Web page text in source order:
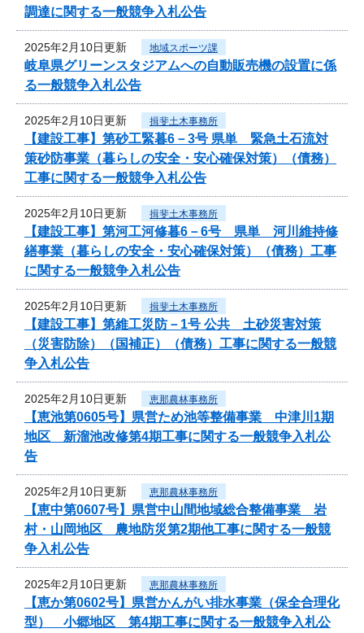
調達に関する一般競争入札公告
2025年2月10日更新 地域スポーツ課
岐阜県グリーンスタジアムへの自動販売機の設置に係
る一般競争入札公告
2025年2月10日更新 揖斐土木事務所
【建設工事】第砂工緊暮6－3号 県単 緊急土石流対
策砂防事業（暮らしの安全・安心確保対策）（債務）
工事に関する一般競争入札公告
2025年2月10日更新 揖斐土木事務所
【建設工事】第河工河修暮6－6号 県単 河川維持修
繕事業（暮らしの安全・安心確保対策）（債務）工事
に関する一般競争入札公告
2025年2月10日更新 揖斐土木事務所
【建設工事】第維工災防－1号 公共 土砂災害対策
（災害防除）（国補正）（債務）工事に関する一般競
争入札公告
2025年2月10日更新 恵那農林事務所
【恵池第0605号】県営ため池等整備事業 中津川1期
地区 新溜池改修第4期工事に関する一般競争入札公
告
2025年2月10日更新 恵那農林事務所
【恵中第0607号】県営中山間地域総合整備事業 岩
村・山岡地区 農地防災第2期他工事に関する一般競
争入札公告
2025年2月10日更新 恵那農林事務所
【恵か第0602号】県営かんがい排水事業（保全合理化
型） 小郷地区 第4期工事に関する一般競争入札公